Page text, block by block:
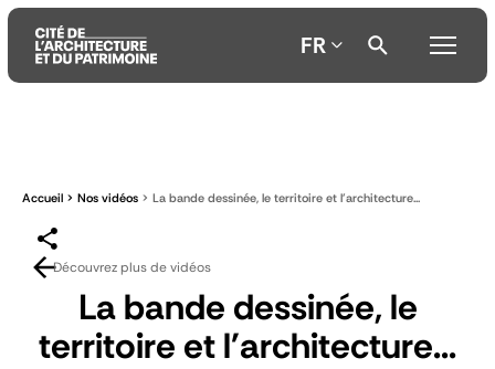
contenu
menu
FR
Accueil Nos vidéos La bande dessinée, le territoire et l'architecture...
Découvrez plus de vidéos
La bande dessinée, le
territoire et l'architecture...